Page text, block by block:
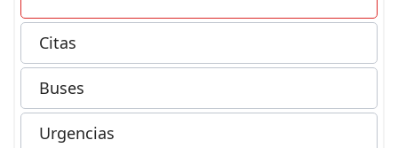
Citas
Buses
Urgencias